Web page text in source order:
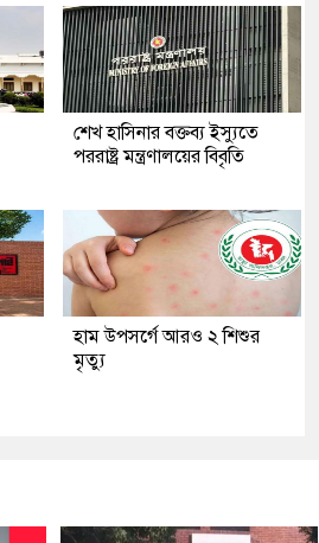
শেখ হাসিনার বক্তব্য ইস্যুতে
পররাষ্ট্র মন্ত্রণালয়ের বিবৃতি
হাম উপসর্গে আরও ২ শিশুর
মৃত্যু